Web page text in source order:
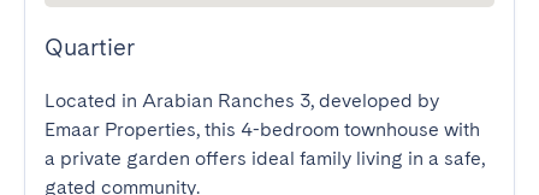
Quartier
Located in Arabian Ranches 3, developed by
Emaar Properties, this 4-bedroom townhouse with
a private garden offers ideal family living in a safe,
gated community.